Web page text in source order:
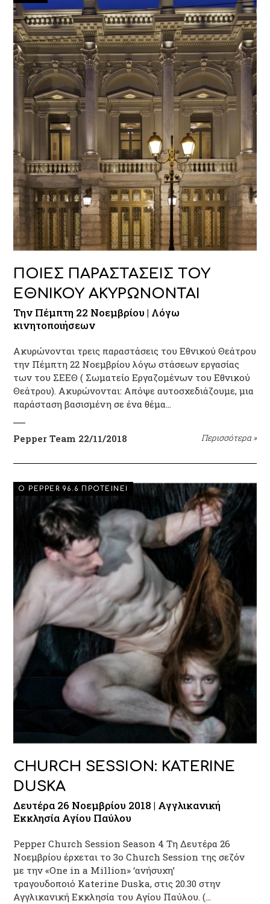
ΠΟΙΕΣ ΠΑΡΑΣΤΑΣΕΙΣ ΤΟΥ
ΕΘΝΙΚΟΥ ΑΚΥΡΩΝΟΝΤΑΙ
Την Πέμπτη 22 Νοεμβρίου | Λόγω
κινητοποιήσεων
Ακυρώνονται τρεις παραστάσεις του Εθνικού Θεάτρου
την Πέμπτη 22 Νοεμβρίου λόγω στάσεων εργασίας
των του ΣΕΕΘ ( Σωματείο Εργαζομένων του Εθνικού
Θεάτρου). Ακυρώνονται: Απόψε αυτοσχεδιάζουμε, μια
παράσταση βασισμένη σε ένα θέμα…
Pepper Team 22/11/2018 Περισσότερα »
EVENTS
Ο PEPPER 96.6 ΠΡΟΤΕΙΝΕΙ
CHURCH SESSION: KATERINE
DUSKA
Δευτέρα 26 Νοεμβρίου 2018 | Αγγλικανική
Εκκλησία Αγίου Παύλου
Pepper Church Session Season 4 Τη Δευτέρα 26
Νοεμβρίου έρχεται το 3ο Church Session της σεζόν
με την «Οne in a Million» ‘ανήσυχη’
τραγουδοποιό Katerine Duska, στις 20.30 στην
Αγγλικανική Εκκλησία του Αγίου Παύλου. (…